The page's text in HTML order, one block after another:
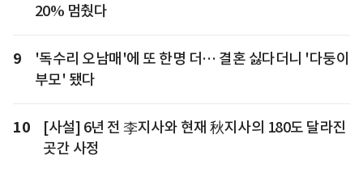
20% 멈췄다
9
'독수리 오남매'에 또 한명 더… 결혼 싫다더니 '다둥이
부모' 됐다
10
[사설] 6년 전 李지사와 현재 秋지사의 180도 달라진
곳간 사정